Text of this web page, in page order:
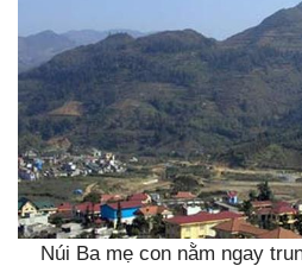
Núi Ba mẹ con nằm ngay